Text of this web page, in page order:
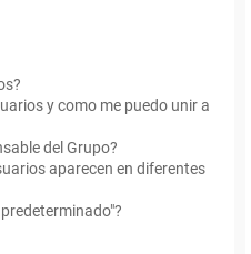
y como me puedo unir a
del Grupo?
aparecen en diferentes